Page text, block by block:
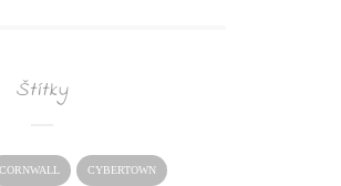
Štítky
CORNWALL CYBERTOWN